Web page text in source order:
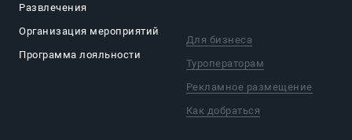
Развлечения
Организация мероприятий
Программа лояльности
Для бизнеса
Туроператорам
Рекламное размещение
Как добраться